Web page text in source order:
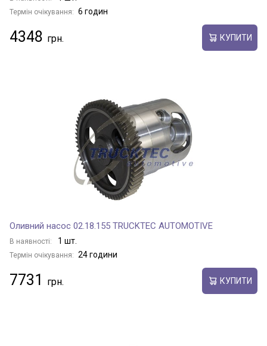
Термін очікування: 6 годин
4348 КУПИТИ
Оливний насос 02.18.155 TRUCKTEC AUTOMOTIVE
В наявності: 1 шт.
Термін очікування: 24 години
7731 КУПИТИ